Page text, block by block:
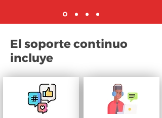
El soporte continuo
incluye